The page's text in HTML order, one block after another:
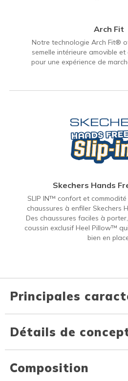
Arch Fit
Notre technologie Arch Fit®
semelle intérieure amovible
pour une expérience de
Skechers Hands
SLIP IN™ confort et
chaussures à enfiler Skechers
Des chaussures faciles à
coussin exclusif Heel Pillow™
bien en
Principales
Détails de
Composition